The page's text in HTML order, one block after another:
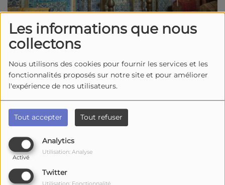
Les informations que nous
collectons
Nous utilisons des cookies pour fournir les services et les
fonctionnalités proposés sur notre site et pour améliorer
l'expérience de nos utilisateurs.
Tout accepter Tout refuser
Analytics
Activé
Utilisation: Analyse
Twitter
Le 04 juin 2026
15:00 - 16:30
Musée Hèbre
17300, Rochefort
Quand Rochefort
département,catholiqueset